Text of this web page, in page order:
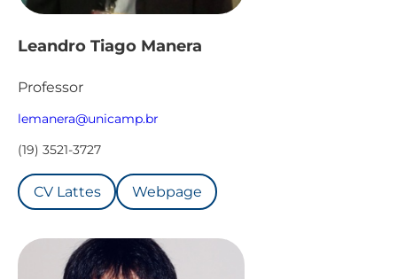
Leandro Tiago Manera
Professor
lemanera@unicamp.br
(19) 3521-3727
CV Lattes Webpage